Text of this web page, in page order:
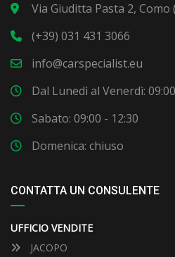
Via Giuditta Pasta 2, Como
(+39) 031 431 3066
info@carspecialist.eu
Dal Lunedì al Venerdì:
Sabato: 09:00 - 12:30
Domenica: chiuso
CONTATTA UN CONSULENTE
UFFICIO VENDITE
JACOPO